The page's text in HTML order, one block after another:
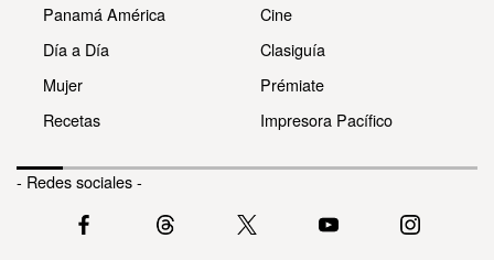
Panamá América
Día a Día
Mujer
Recetas
Cine
Clasiguía
Prémiate
Impresora Pacífico
- Redes sociales -